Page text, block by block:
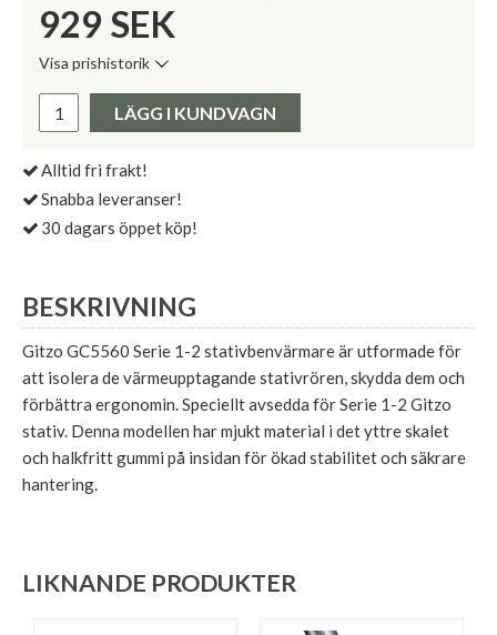
929 SEK
Visa prishistorik
Pris:
LÄGG I KUNDVAGN
Alltid fri frakt!
Snabba leveranser!
30 dagars öppet köp!
BESKRIVNING
Gitzo GC5560 Serie 1-2 stativbenvärmare är utformade för
att isolera de värmeupptagande stativrören, skydda dem och
förbättra ergonomin. Speciellt avsedda för Serie 1-2 Gitzo
stativ. Denna modellen har mjukt material i det yttre skalet
och halkfritt gummi på insidan för ökad stabilitet och säkrare
hantering.
LIKNANDE PRODUKTER